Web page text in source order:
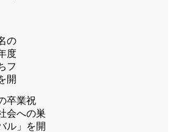
卒業祝
会への巣
ル」を開